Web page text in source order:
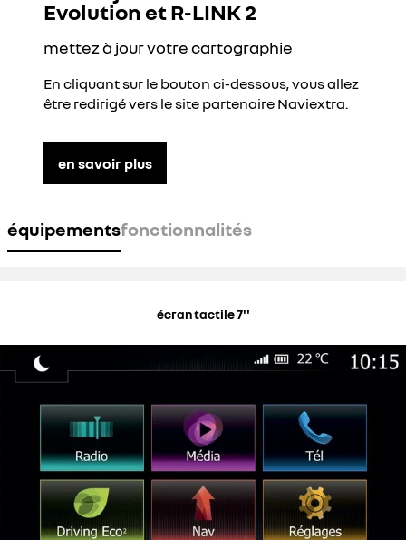
Evolution et R-LINK 2
mettez à jour votre cartographie
En cliquant sur le bouton ci-dessous, vous allez
être redirigé vers le site partenaire Naviextra.
en savoir plus
équipementsfonctionnalités
écran tactile 7''